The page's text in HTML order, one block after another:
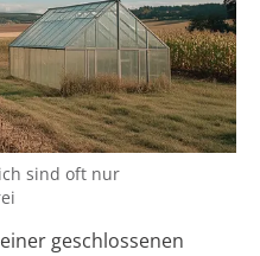
sind oft nur
geschlossenen